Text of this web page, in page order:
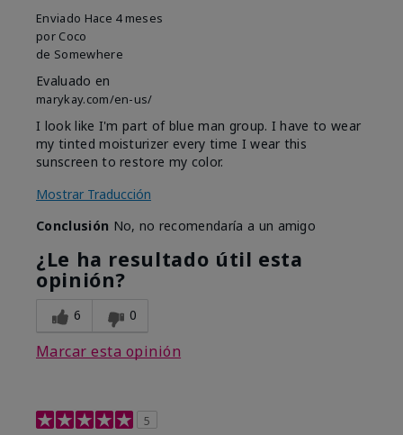
Enviado Hace 4 meses
por Coco
de Somewhere
Evaluado en
marykay.com/en-us/
I look like I'm part of blue man group. I have to wear
my tinted moisturizer every time I wear this
sunscreen to restore my color.
Mostrar Traducción
Conclusión No, no recomendaría a un amigo
¿Le ha resultado útil esta
opinión?
6 0
Marcar esta opinión
5